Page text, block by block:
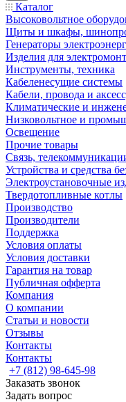
Каталог
Высоковольтное
Щиты и шкафы,
Генераторы
Изделия для
Инструменты, техника
Кабеленесущие системы
Кабели, провода и
Климатические и
Низковольтное и
Освещение
Прочие товары
Связь,
Устройства и средства
Электроустановочные
Твердотопливные котлы
Производство
Производители
Поддержка
Условия оплаты
Условия доставки
Гарантия на товар
Публичная офферта
Компания
О компании
Статьи и новости
Отзывы
Контакты
Контакты
+7 (812) 98-645-98
Заказать звонок
Задать вопрос